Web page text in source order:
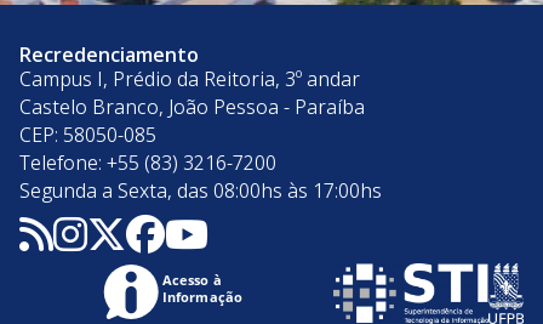
Recredenciamento
Campus I, Prédio da Reitoria, 3º andar
Castelo Branco, João Pessoa - Paraíba
CEP: 58050-085
Telefone: +55 (83) 3216-7200
Segunda a Sexta, das 08:00hs às 17:00hs
Acesso à
Informação